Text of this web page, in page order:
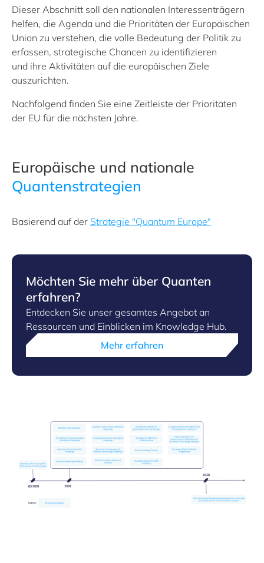
Dieser Abschnitt soll den nationalen Interessenträgern
helfen, die Agenda und die Prioritäten der Europäischen
Union zu verstehen, die volle Bedeutung der Politik zu
erfassen, strategische Chancen zu identifizieren
und ihre Aktivitäten auf die europäischen Ziele
auszurichten.
Nachfolgend finden Sie eine Zeitleiste der Prioritäten
der EU für die nächsten Jahre.
Europäische und nationale
Quantenstrategien
Basierend auf der Strategie "Quantum Europe"
Möchten Sie mehr über Quanten
erfahren?
Entdecken Sie unser gesamtes Angebot an
Ressourcen und Einblicken im Knowledge Hub.
Mehr erfahren